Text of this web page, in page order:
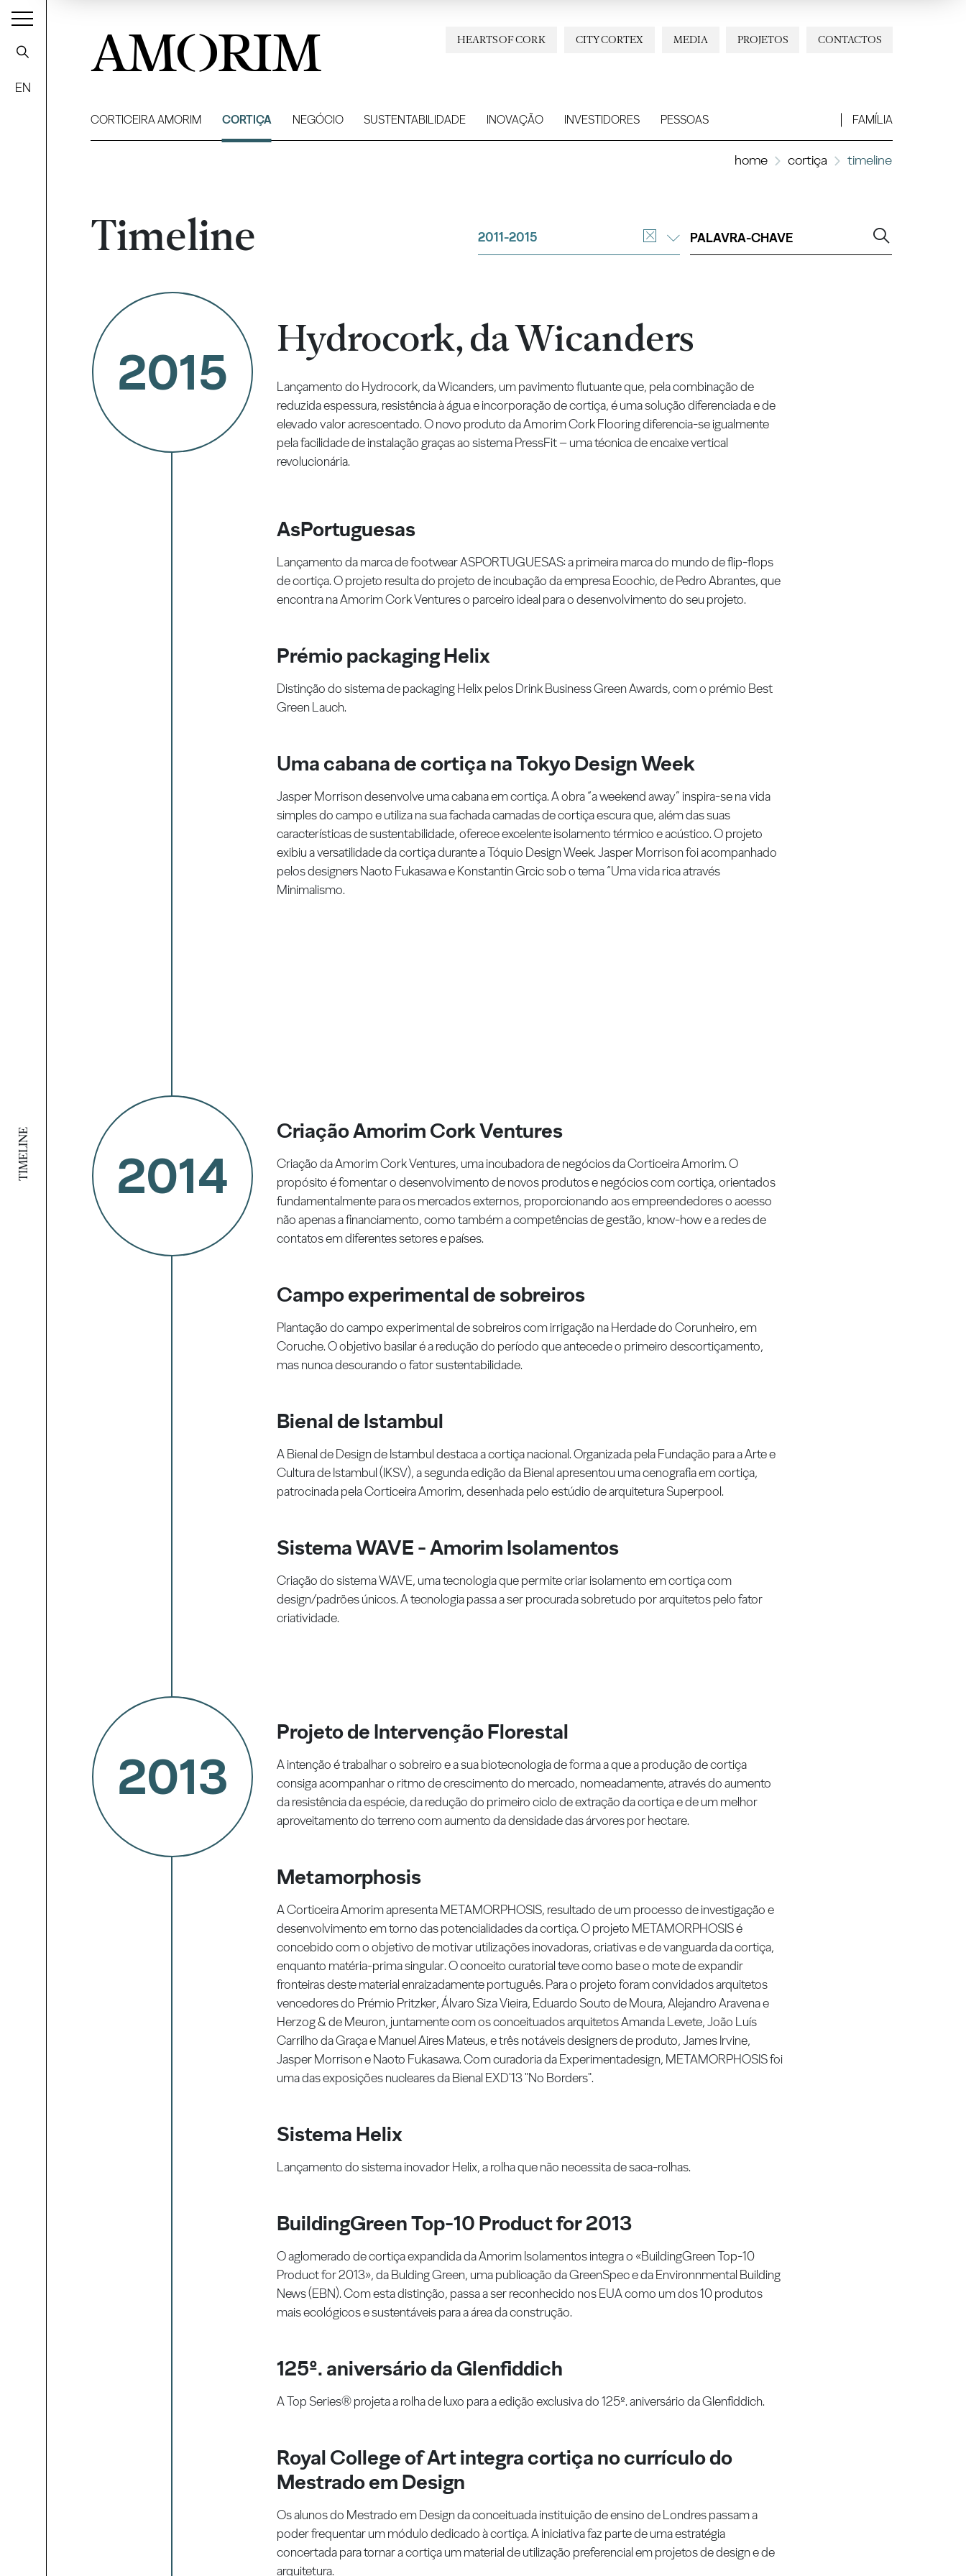
TIMELINE
EN
AMORIM CONTACTOS
PROJETOS
MEDIA
CITY CORTEX
HEARTS OF CORK
CORTICEIRA AMORIM CORTIÇA NEGÓCIO SUSTENTABILIDADE INOVAÇÃO INVESTIDORES PESSOAS FAMÍLIA
home cortiça timeline
Timeline 2011-2015
2015
Hydrocork, da Wicanders
Lançamento do Hydrocork, da Wicanders, um pavimento flutuante que, pela combinação de
reduzida espessura, resistência à água e incorporação de cortiça, é uma solução diferenciada e de
elevado valor acrescentado. O novo produto da Amorim Cork Flooring diferencia-se igualmente
pela facilidade de instalação graças ao sistema PressFit – uma técnica de encaixe vertical
revolucionária.
AsPortuguesas
Lançamento da marca de footwear ASPORTUGUESAS: a primeira marca do mundo de flip-flops
de cortiça. O projeto resulta do projeto de incubação da empresa Ecochic, de Pedro Abrantes, que
encontra na Amorim Cork Ventures o parceiro ideal para o desenvolvimento do seu projeto.
Prémio packaging Helix
Distinção do sistema de packaging Helix pelos Drink Business Green Awards, com o prémio Best
Green Lauch.
Uma cabana de cortiça na Tokyo Design Week
Jasper Morrison desenvolve uma cabana em cortiça. A obra “a weekend away” inspira-se na vida
simples do campo e utiliza na sua fachada camadas de cortiça escura que, além das suas
características de sustentabilidade, oferece excelente isolamento térmico e acústico. O projeto
exibiu a versatilidade da cortiça durante a Tóquio Design Week. Jasper Morrison foi acompanhado
pelos designers Naoto Fukasawa e Konstantin Grcic sob o tema “Uma vida rica através
Minimalismo.
2014
Criação Amorim Cork Ventures
Criação da Amorim Cork Ventures, uma incubadora de negócios da Corticeira Amorim. O
propósito é fomentar o desenvolvimento de novos produtos e negócios com cortiça, orientados
fundamentalmente para os mercados externos, proporcionando aos empreendedores o acesso
não apenas a financiamento, como também a competências de gestão, know-how e a redes de
contatos em diferentes setores e países.
Campo experimental de sobreiros
Plantação do campo experimental de sobreiros com irrigação na Herdade do Corunheiro, em
Coruche. O objetivo basilar é a redução do período que antecede o primeiro descortiçamento,
mas nunca descurando o fator sustentabilidade.
Bienal de Istambul
A Bienal de Design de Istambul destaca a cortiça nacional. Organizada pela Fundação para a Arte e
Cultura de Istambul (IKSV), a segunda edição da Bienal apresentou uma cenografia em cortiça,
patrocinada pela Corticeira Amorim, desenhada pelo estúdio de arquitetura Superpool.
Sistema WAVE - Amorim Isolamentos
Criação do sistema WAVE, uma tecnologia que permite criar isolamento em cortiça com
design/padrões únicos. A tecnologia passa a ser procurada sobretudo por arquitetos pelo fator
criatividade.
2013
Projeto de Intervenção Florestal
A intenção é trabalhar o sobreiro e a sua biotecnologia de forma a que a produção de cortiça
consiga acompanhar o ritmo de crescimento do mercado, nomeadamente, através do aumento
da resistência da espécie, da redução do primeiro ciclo de extração da cortiça e de um melhor
aproveitamento do terreno com aumento da densidade das árvores por hectare.
Metamorphosis
A Corticeira Amorim apresenta METAMORPHOSIS, resultado de um processo de investigação e
desenvolvimento em torno das potencialidades da cortiça. O projeto METAMORPHOSIS é
concebido com o objetivo de motivar utilizações inovadoras, criativas e de vanguarda da cortiça,
enquanto matéria-prima singular. O conceito curatorial teve como base o mote de expandir
fronteiras deste material enraizadamente português. Para o projeto foram convidados arquitetos
vencedores do Prémio Pritzker, Álvaro Siza Vieira, Eduardo Souto de Moura, Alejandro Aravena e
Herzog & de Meuron, juntamente com os conceituados arquitetos Amanda Levete, João Luís
Carrilho da Graça e Manuel Aires Mateus, e três notáveis designers de produto, James Irvine,
Jasper Morrison e Naoto Fukasawa. Com curadoria da Experimentadesign, METAMORPHOSIS foi
uma das exposições nucleares da Bienal EXD'13 "No Borders".
Sistema Helix
Lançamento do sistema inovador Helix, a rolha que não necessita de saca-rolhas.
BuildingGreen Top-10 Product for 2013
O aglomerado de cortiça expandida da Amorim Isolamentos integra o «BuildingGreen Top-10
Product for 2013», da Bulding Green, uma publicação da GreenSpec e da Environnmental Building
News (EBN). Com esta distinção, passa a ser reconhecido nos EUA como um dos 10 produtos
mais ecológicos e sustentáveis para a área da construção.
125º. aniversário da Glenfiddich
A Top Series® projeta a rolha de luxo para a edição exclusiva do 125º. aniversário da Glenfiddich.
Royal College of Art integra cortiça no currículo do
Mestrado em Design
Os alunos do Mestrado em Design da conceituada instituição de ensino de Londres passam a
poder frequentar um módulo dedicado à cortiça. A iniciativa faz parte de uma estratégia
concertada para tornar a cortiça um material de utilização preferencial em projetos de design e de
arquitetura.